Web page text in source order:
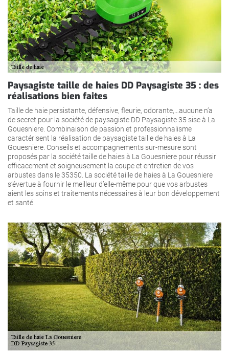
Paysagiste taille de haies DD Paysagiste 35 : des
réalisations bien faites
Taille de haie persistante, défensive, fleurie, odorante,…aucune n’a
de secret pour la société de paysagiste DD Paysagiste 35 sise à La
Gouesniere. Combinaison de passion et professionnalisme
caractérisent la réalisation de paysagiste taille de haies à La
Gouesniere. Conseils et accompagnements sur-mesure sont
proposés par la société taille de haies à La Gouesniere pour réussir
efficacement et soigneusement la coupe et entretien de vos
arbustes dans le 35350. La société taille de haies à La Gouesniere
s’évertue à fournir le meilleur d’elle-même pour que vos arbustes
aient les soins et traitements nécessaires à leur bon développement
et santé.